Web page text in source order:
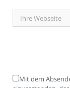
Mit dem